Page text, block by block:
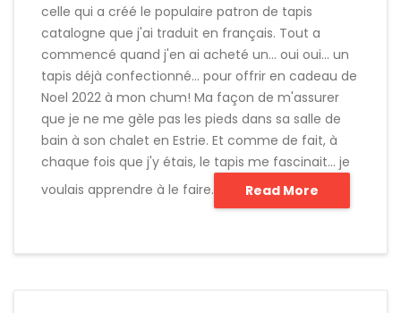
celle qui a créé le populaire patron de tapis
catalogne que j'ai traduit en français. Tout a
commencé quand j'en ai acheté un... oui oui... un
tapis déjà confectionné... pour offrir en cadeau de
Noel 2022 à mon chum! Ma façon de m'assurer
que je ne me gèle pas les pieds dans sa salle de
bain à son chalet en Estrie. Et comme de fait, à
chaque fois que j'y étais, le tapis me fascinait... je
voulais apprendre à le faire.
Read More